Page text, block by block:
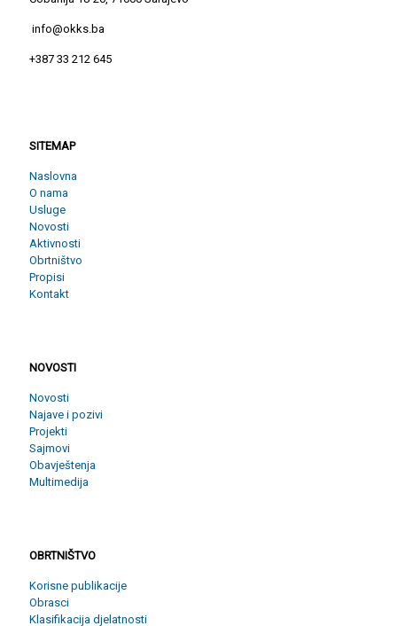
info@okks.ba
+387 33 212 645
SITEMAP
Naslovna
O nama
Usluge
Novosti
Aktivnosti
Obrtništvo
Propisi
Kontakt
NOVOSTI
Novosti
Najave i pozivi
Projekti
Sajmovi
Obavještenja
Multimedija
OBRTNIŠTVO
Korisne publikacije
Obrasci
Klasifikacija djelatnosti